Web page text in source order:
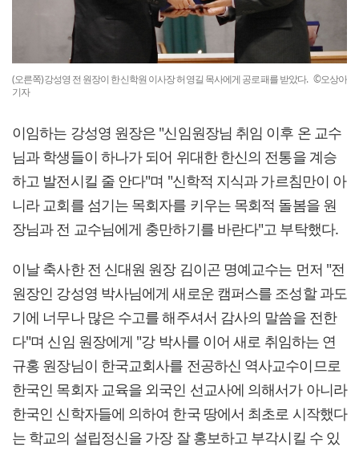
(오른쪽)강성영 전 원장이 한신학원 이사장 허영길 목사에게 공로패를 받았다. ©오상아
기자
이임하는 강성영 원장은 "신임원장님 취임 이후 온 교수
님과 학생들이 하나가 되어 위대한 한신의 전통을 계승
하고 발전시킬 줄 안다"며 "신학적 지식과 가르침만이 아
니라 교회를 섬기는 목회자를 키우는 목회적 돌봄을 원
장님과 전 교수님에게 충만하기를 바란다"고 부탁했다.
이날 축사한 전 신대원 원장 김이곤 명예교수는 먼저 "전
원장인 강성영 박사님에게 새로운 캠퍼스를 조성할 과도
기에 너무나 많은 수고를 해주셔서 감사의 말씀을 전한
다"며 신임 원장에게 "강 박사를 이어 새로 취임하는 연
규홍 원장님이 한국교회사를 전공하신 역사교수이므로
한국인 목회자 교육을 외국인 선교사에 의해서가 아니라
한국인 신학자들에 의하여 한국 땅에서 최초로 시작했다
는 학교의 설립정신을 가장 잘 홍보하고 부각시킬 수 있